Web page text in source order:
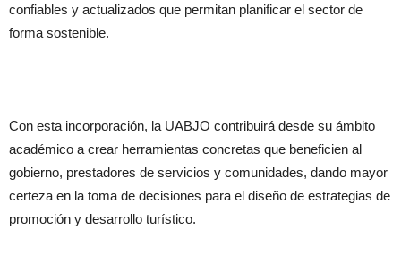
confiables y actualizados que permitan planificar el sector de
forma sostenible.
Con esta incorporación, la UABJO contribuirá desde su ámbito
académico a crear herramientas concretas que beneficien al
gobierno, prestadores de servicios y comunidades, dando mayor
certeza en la toma de decisiones para el diseño de estrategias de
promoción y desarrollo turístico.